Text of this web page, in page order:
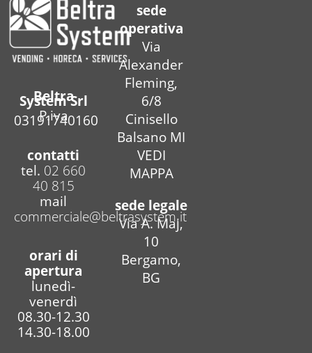
Beltra
System Srl
P.iva
03191740160
contatti
tel. 02 660
40 815
mail
commerciale@beltrasystem.it
orari di
apertura
lunedì-
venerdì
08.30-12.30
14.30-18.00
sede
operativa
Via
Alexander
Fleming,
6/8
Cinisello
Balsano MI
VEDI
MAPPA
sede legale
Via A. Maj,
10
Bergamo,
BG